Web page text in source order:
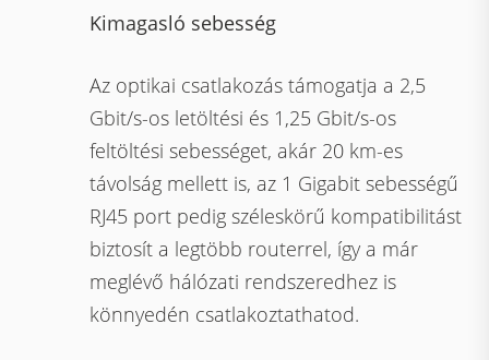
Kimagasló sebesség
Az optikai csatlakozás támogatja a 2,5
Gbit/s-os letöltési és 1,25 Gbit/s-os
feltöltési sebességet, akár 20 km-es
távolság mellett is, az 1 Gigabit sebességű
RJ45 port pedig széleskörű kompatibilitást
biztosít a legtöbb routerrel, így a már
meglévő hálózati rendszeredhez is
könnyedén csatlakoztathatod.